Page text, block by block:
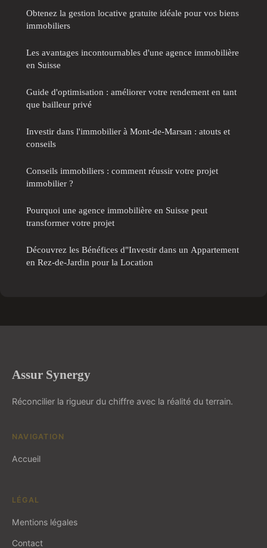
Obtenez la gestion locative gratuite idéale pour vos biens
immobiliers
Les avantages incontournables d'une agence immobilière
en Suisse
Guide d'optimisation : améliorer votre rendement en tant
que bailleur privé
Investir dans l'immobilier à Mont-de-Marsan : atouts et
conseils
Conseils immobiliers : comment réussir votre projet
immobilier ?
Pourquoi une agence immobilière en Suisse peut
transformer votre projet
Découvrez les Bénéfices d"Investir dans un Appartement
en Rez-de-Jardin pour la Location
Assur Synergy
Réconcilier la rigueur du chiffre avec la réalité du terrain.
NAVIGATION
Accueil
LÉGAL
Mentions légales
Contact